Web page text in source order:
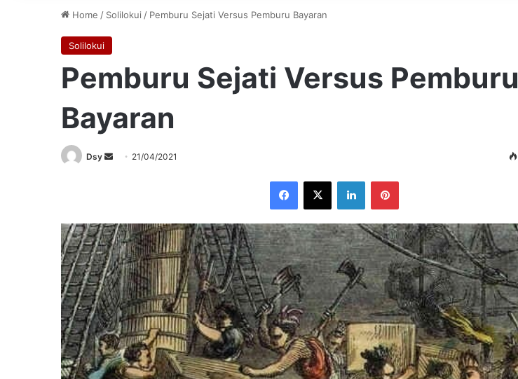
Home / Solilokui / Pemburu Sejati Versus Pemburu Bayaran
Solilokui
Pemburu Sejati Versus Pemburu
Bayaran
Dsy
Send 21/04/2021
Facebook
X LinkedInPinterest